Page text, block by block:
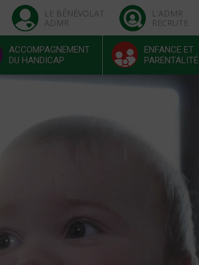
LE BÉNÉVOLAT
ADMR
L'ADMR
RECRUTE
ACCOMPAGNEMENT
DU HANDICAP
ENFANCE ET
PARENTALITÉ